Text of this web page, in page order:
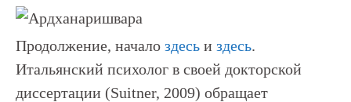
Продолжение, начало здесь и здесь.
Итальянский психолог в своей докторской
диссертации (Suitner, 2009) обращает